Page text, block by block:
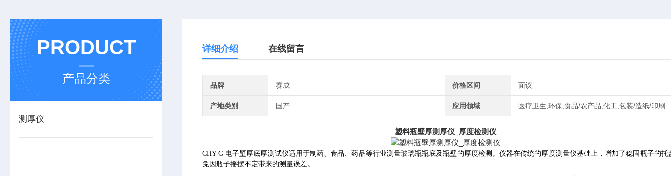
PRODUCT
产品分类
测厚仪
详细介绍 在线留言
品牌 赛成 价格区间 面议
产地类别 国产 应用领域 医疗卫生,环保,食品/农产品,化工,包装/造纸/印刷
塑料瓶壁厚测厚仪_厚度检测仪
CHY-G 电子壁厚底厚测试仪适用于制药、食品、药品等行业测量玻璃瓶瓶底及瓶壁的厚度检测。仪器在传统的厚度测量仪基础上，增加了稳固瓶子的托
免因瓶子摇摆不定带来的测量误差。